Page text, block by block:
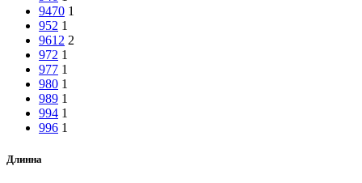
9470 1
952 1
9612 2
972 1
977 1
980 1
989 1
994 1
996 1
Длинна